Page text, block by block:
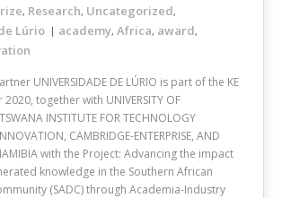
, Research, Uncategorized,
Lúrio academy, Africa, award,
UNIVERSIDADE DE LÚRIO is part of the KE
together with UNIVERSITY OF
INSTITUTE FOR TECHNOLOGY
CAMBRIDGE-ENTERPRISE, AND
with the Project: Advancing the impact
knowledge in the Southern African
(SADC) through Academia-Industry